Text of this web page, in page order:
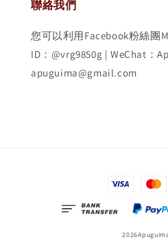
聯絡我們
您可以利用Facebook粉絲團
ID：@vrg9850g | WeChat：
apuguima@gmail.com